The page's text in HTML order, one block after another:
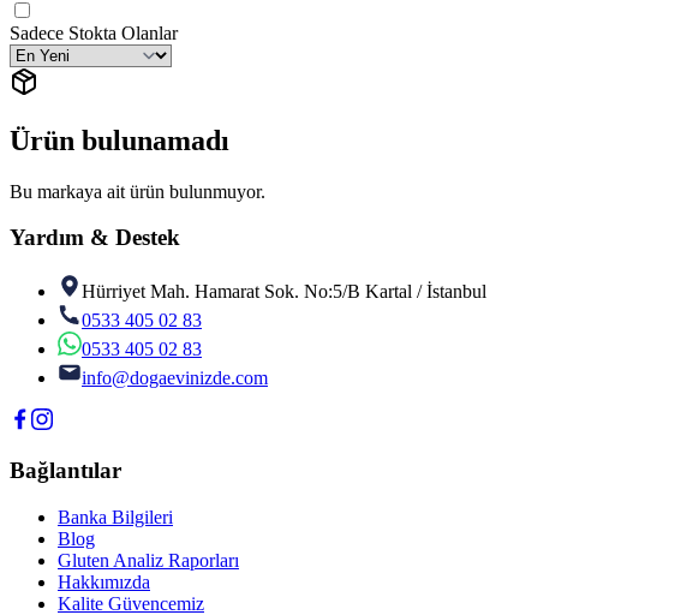
Sadece Stokta Olanlar
Ürün bulunamadı
Bu markaya ait ürün bulunmuyor.
Yardım & Destek
Hürriyet Mah. Hamarat Sok. No:5/B Kartal / İstanbul
0533 405 02 83
0533 405 02 83
info@dogaevinizde.com
Bağlantılar
Banka Bilgileri
Blog
Gluten Analiz Raporları
Hakkımızda
Kalite Güvencemiz